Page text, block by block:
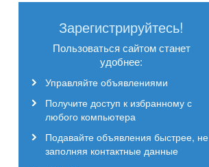
Зарегистрируйтесь!
Пользоваться сайтом станет
удобнее:
Управляйте объявлениями
Получите доступ к избранному с
любого компьютера
Подавайте объявления быстрее, не
заполняя контактные данные